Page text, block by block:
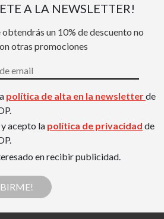
A LA NEWSLETTER!
un 10% de descuento no
otras promociones
política de alta en la newsletterde
acepto la política de privacidad de
en recibir publicidad.